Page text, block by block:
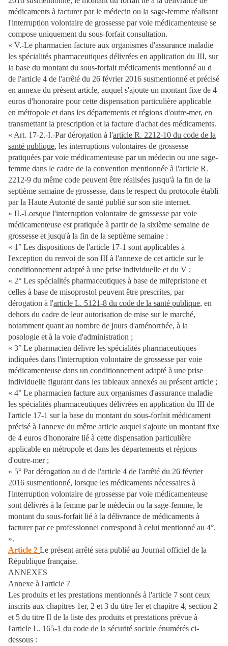
médicaments à facturer par le médecin ou la sage-femme réalisant
l'interruption volontaire de grossesse par voie médicamenteuse se
compose uniquement du sous-forfait consultation.
« V.-Le pharmacien facture aux organismes d'assurance maladie
les spécialités pharmaceutiques délivrées en application du III, sur
la base du montant du sous-forfait médicaments mentionné au d
de l'article 4 de l'arrêté du 26 février 2016 susmentionné et précisé
en annexe du présent article, auquel s'ajoute un montant fixe de 4
euros d'honoraire pour cette dispensation particulière applicable
en métropole et dans les départements et régions d'outre-mer, en
transmettant la prescription et la facture d'achat des médicaments.
« Art. 17-2.-I.-Par dérogation à l'article R. 2212-10 du code de la
santé publique, les interruptions volontaires de grossesse
pratiquées par voie médicamenteuse par un médecin ou une sage-
femme dans le cadre de la convention mentionnée à l'article R.
2212-9 du même code peuvent être réalisées jusqu'à la fin de la
septième semaine de grossesse, dans le respect du protocole établi
par la Haute Autorité de santé publié sur son site internet.
« II.-Lorsque l'interruption volontaire de grossesse par voie
médicamenteuse est pratiquée à partir de la sixième semaine de
grossesse et jusqu'à la fin de la septième semaine :
« 1° Les dispositions de l'article 17-1 sont applicables à
l'exception du renvoi de son III à l'annexe de cet article sur le
conditionnement adapté à une prise individuelle et du V ;
« 2° Les spécialités pharmaceutiques à base de mifepristone et
celles à base de misoprostol peuvent être prescrites, par
dérogation à l'article L. 5121-8 du code de la santé publique, en
dehors du cadre de leur autorisation de mise sur le marché,
notamment quant au nombre de jours d'aménorrhée, à la
posologie et à la voie d'administration ;
« 3° Le pharmacien délivre les spécialités pharmaceutiques
indiquées dans l'interruption volontaire de grossesse par voie
médicamenteuse dans un conditionnement adapté à une prise
individuelle figurant dans les tableaux annexés au présent article ;
« 4° Le pharmacien facture aux organismes d'assurance maladie
les spécialités pharmaceutiques délivrées en application du III de
l'article 17-1 sur la base du montant du sous-forfait médicament
précisé à l'annexe du même article auquel s'ajoute un montant fixe
de 4 euros d'honoraire lié à cette dispensation particulière
applicable en métropole et dans les départements et régions
d'outre-mer ;
« 5° Par dérogation au d de l'article 4 de l'arrêté du 26 février
2016 susmentionné, lorsque les médicaments nécessaires à
l'interruption volontaire de grossesse par voie médicamenteuse
sont délivrés à la femme par le médecin ou la sage-femme, le
montant du sous-forfait lié à la délivrance de médicaments à
facturer par ce professionnel correspond à celui mentionné au 4°.
».
Article 2 Le présent arrêté sera publié au Journal officiel de la
République française.
ANNEXES
Annexe à l'article 7
Les produits et les prestations mentionnés à l'article 7 sont ceux
inscrits aux chapitres 1er, 2 et 3 du titre Ier et chapitre 4, section 2
et 5 du titre II de la liste des produits et prestations prévue à
l'article L. 165-1 du code de la sécurité sociale énumérés ci-
dessous :